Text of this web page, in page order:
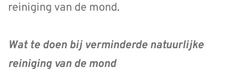
reiniging van de mond.
Wat te doen bij verminderde natuurlijke
reiniging van de mond